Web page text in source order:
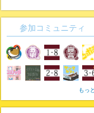
参加コミュニティ
もっ